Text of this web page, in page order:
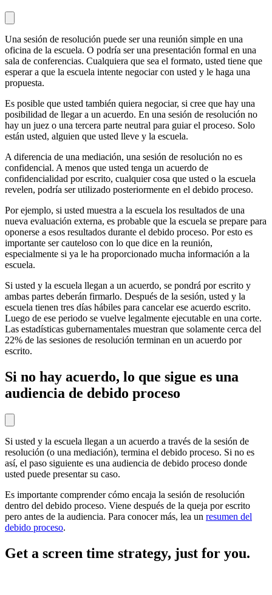
Una sesión de resolución puede ser una reunión simple en una
oficina de la escuela. O podría ser una presentación formal en una
sala de conferencias. Cualquiera que sea el formato, usted tiene que
esperar a que la escuela intente negociar con usted y le haga una
propuesta.
Es posible que usted también quiera negociar, si cree que hay una
posibilidad de llegar a un acuerdo. En una sesión de resolución no
hay un juez o una tercera parte neutral para guiar el proceso. Solo
están usted, alguien que usted lleve y la escuela.
A diferencia de una mediación, una sesión de resolución no es
confidencial. A menos que usted tenga un acuerdo de
confidencialidad por escrito, cualquier cosa que usted o la escuela
revelen, podría ser utilizado posteriormente en el debido proceso.
Por ejemplo, si usted muestra a la escuela los resultados de una
nueva evaluación externa, es probable que la escuela se prepare para
oponerse a esos resultados durante el debido proceso. Por esto es
importante ser cauteloso con lo que dice en la reunión,
especialmente si ya le ha proporcionado mucha información a la
escuela.
Si usted y la escuela llegan a un acuerdo, se pondrá por escrito y
ambas partes deberán firmarlo. Después de la sesión, usted y la
escuela tienen tres días hábiles para cancelar ese acuerdo escrito.
Luego de ese periodo se vuelve legalmente ejecutable en una corte.
Las estadísticas gubernamentales muestran que solamente cerca del
22% de las sesiones de resolución terminan en un acuerdo por
escrito.
Si no hay acuerdo, lo que sigue es una
audiencia de debido proceso
Si usted y la escuela llegan a un acuerdo a través de la sesión de
resolución (o una mediación), termina el debido proceso. Si no es
así, el paso siguiente es una audiencia de debido proceso donde
usted puede presentar su caso.
Es importante comprender cómo encaja la sesión de resolución
dentro del debido proceso. Viene después de la queja por escrito
pero antes de la audiencia. Para conocer más, lea un resumen del
debido proceso.
Get a screen time strategy, just for you.